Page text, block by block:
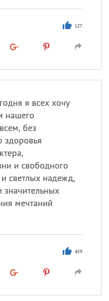
127
я всех хочу
нашего
без
здоровья
и свободного
светлых надежд,
мечтаний
459